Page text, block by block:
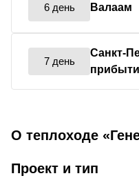
6 день Валаам
7 день
Санкт-
О теплоходе
Проект и тип